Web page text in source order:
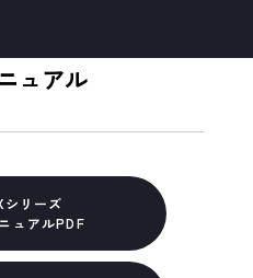
ュアル
シリーズ
ュアルPDF